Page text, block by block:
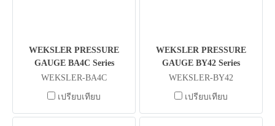
WEKSLER PRESSURE
GAUGE BA4C Series
WEKSLER-BA4C
เปรียบเทียบ
WEKSLER PRESSURE
GAUGE BY42 Series
WEKSLER-BY42
เปรียบเทียบ